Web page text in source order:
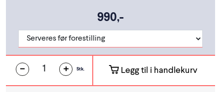
990,-
Stk. Legg til i handlekurv